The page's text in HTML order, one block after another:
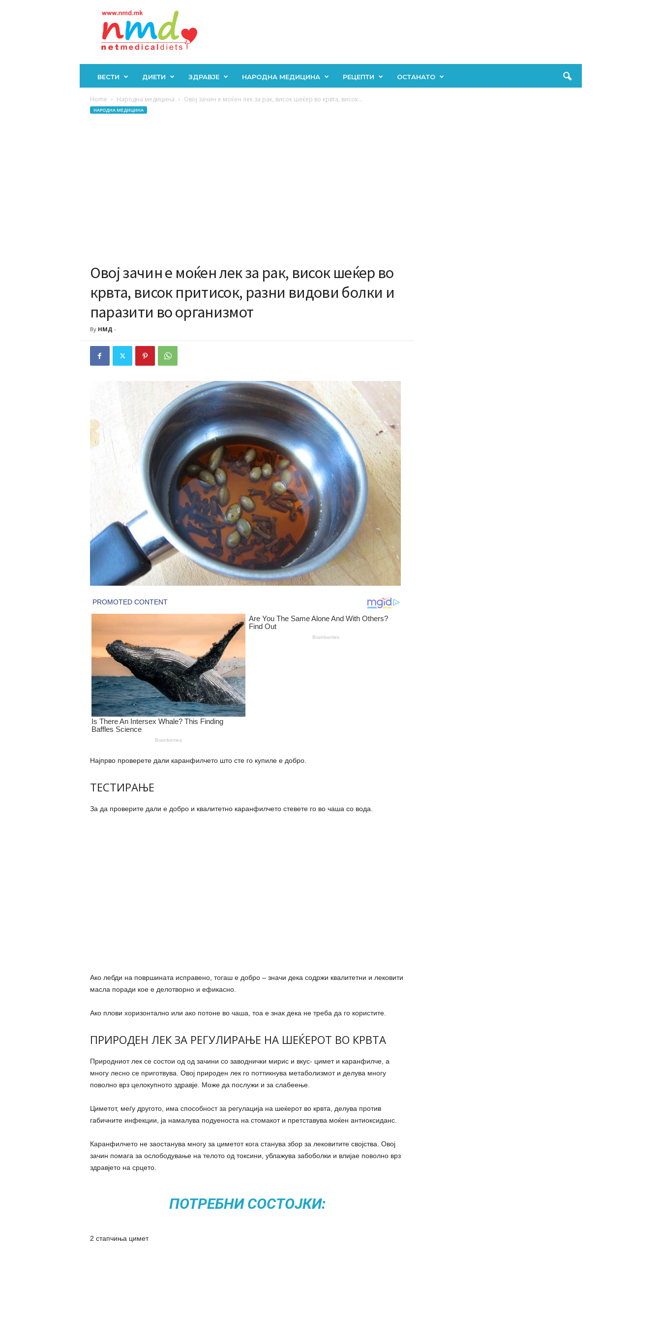
ВЕСТИ ДИЕТИ ЗДРАВЈЕ НАРОДНА МЕДИЦИНА РЕЦЕПТИ ОСТАНАТО
Home Народна медицина Овој зачин е моќен лек за рак, висок шеќер во крвта, висок...
НАРОДНА МЕДИЦИНА
Овој зачин е моќен лек за рак, висок шеќер во
крвта, висок притисок, разни видови болки и
паразити во организмот
By НМД -
Најпрво проверете дали каранфилчето што сте го купиле е добро.
ТЕСТИРАЊЕ
За да проверите дали е добро и квалитетно каранфилчето стевете го во чаша со вода.
Ако лебди на површината исправено, тогаш е добро – значи дека содржи квалитетни и лековити
масла поради кое е делотворно и ефикасно.
Ако плови хоризонтално или ако потоне во чаша, тоа е знак дека не треба да го користите.
ПРИРОДЕН ЛЕК ЗА РЕГУЛИРАЊЕ НА ШЕЌЕРОТ ВО КРВТА
Природниот лек се состои од од зачини со заводнички мирис и вкус- цимет и каранфилче, а
многу лесно се приготвува. Овој природен лек го поттикнува метаболизмот и делува многу
поволно врз целокупното здравје. Може да послужи и за слабеење.
Циметот, меѓу другото, има способност за регулација на шеќерот во крвта, делува против
габичните инфекции, ја намалува подуеноста на стомакот и претставува моќен антиоксиданс.
Каранфилчето не заостанува многу за циметот кога станува збор за лековитите својства. Овој
зачин помага за ослободување на телото од токсини, ублажува забоболки и влијае поволно врз
здравјето на срцето.
ПОТРЕБНИ СОСТОЈКИ:
2 стапчиња цимет